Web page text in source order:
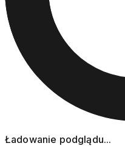
Ładowanie podglądu...